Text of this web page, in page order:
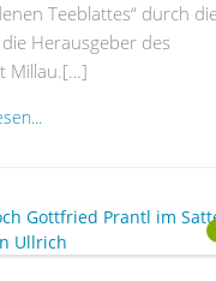
Teeblattes“ durch
Herausgeber des
Millau.[…]